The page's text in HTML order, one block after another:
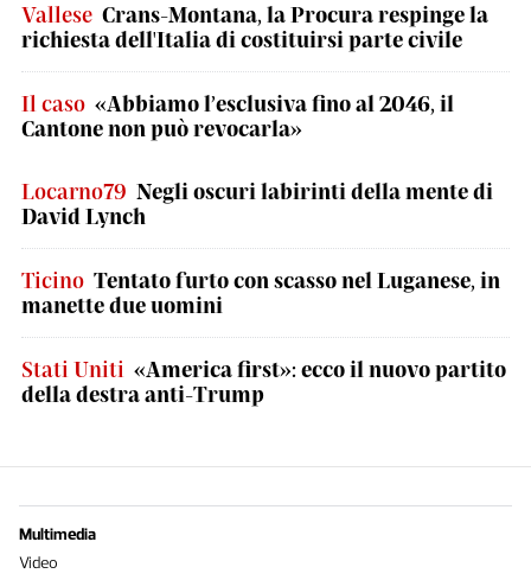
Vallese Crans-Montana, la Procura respinge la
richiesta dell'Italia di costituirsi parte civile
Il caso «Abbiamo l’esclusiva fino al 2046, il
Cantone non può revocarla»
Locarno79 Negli oscuri labirinti della mente di
David Lynch
Ticino Tentato furto con scasso nel Luganese, in
manette due uomini
Stati Uniti «America first»: ecco il nuovo partito
della destra anti-Trump
Multimedia
Video